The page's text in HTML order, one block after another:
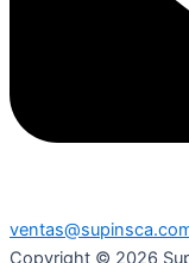
Copyright © 2026